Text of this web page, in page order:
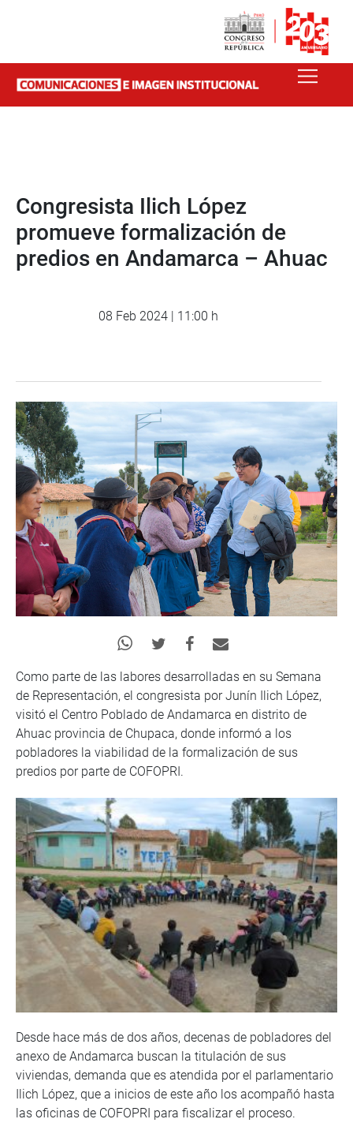
Congresista Ilich López
promueve formalización de
predios en Andamarca – Ahuac
08 Feb 2024 | 11:00 h
Como parte de las labores desarrolladas en su Semana
de Representación, el congresista por Junín Ilich López,
visitó el Centro Poblado de Andamarca en distrito de
Ahuac provincia de Chupaca, donde informó a los
pobladores la viabilidad de la formalización de sus
predios por parte de COFOPRI.
Desde hace más de dos años, decenas de pobladores del
anexo de Andamarca buscan la titulación de sus
viviendas, demanda que es atendida por el parlamentario
Ilich López, que a inicios de este año los acompañó hasta
las oficinas de COFOPRI para fiscalizar el proceso.